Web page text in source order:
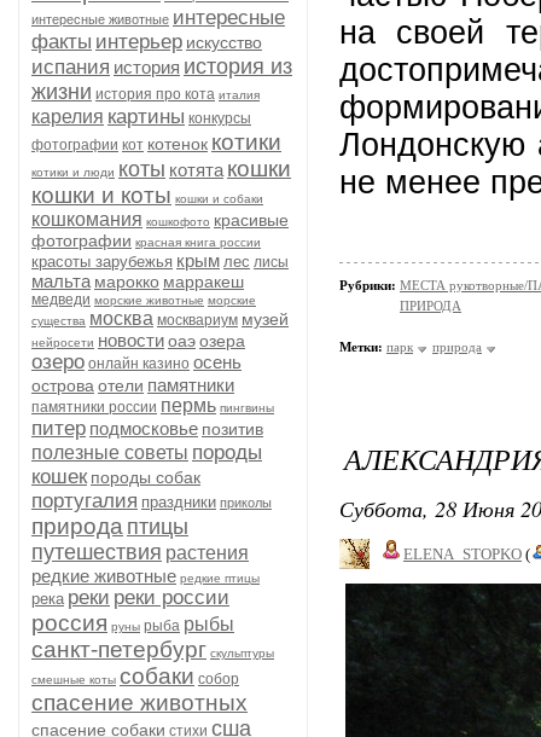
интересные животные интересные
факты интерьер искусство
испания история история из
жизни история про кота италия
карелия картины конкурсы
фотографии кот котенок котики
котики и люди коты котята кошки
кошки и коты кошки и собаки
кошкомания кошкофото красивые
фотографии красная книга россии
красоты зарубежья крым лес лисы
мальта марокко марракеш
медведи морские животные морские
существа москва москвариум музей
нейросети новостиоаэозера
озеро онлайн казино осень
острова отели памятники
памятники россии пермь пингвины
питер подмосковье позитив
полезные советы породы
кошек породы собак
португалия праздники приколы
природа птицы
путешествия растения
редкие животные редкие птицы
река реки реки россии
россия руны рыба рыбы
санкт-петербург скульптуры
смешные коты собаки собор
спасение животных
спасение собаки стихи сша
на своей
Лондонскую
не менее
Рубрики: МЕСТА рукотворные/
ПРИРОДА
Метки: парк природа
Суббота, 28 Июня
ELENA_STOPKO (